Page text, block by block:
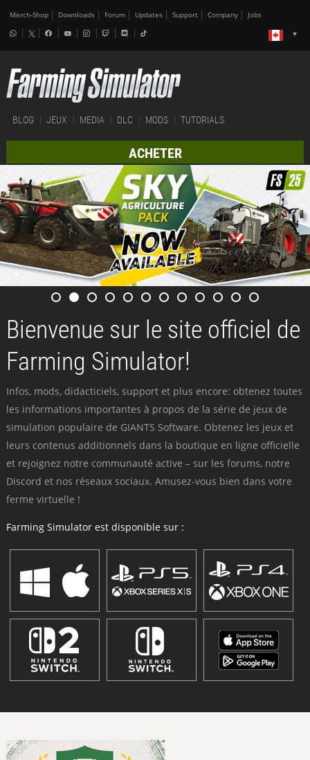
Merch-Shop Downloads Forum Updates Support Company Jobs
BLOG JEUX MEDIA DLC MODS TUTORIALS
ACHETER
Bienvenue sur le site officiel de
Farming Simulator!
Infos, mods, didacticiels, support et plus encore: obtenez toutes
les informations importantes à propos de la série de jeux de
simulation populaire de GIANTS Software. Obtenez les jeux et
leurs contenus additionnels dans la boutique en ligne officielle
et rejoignez notre communauté active – sur les forums, notre
Discord et nos réseaux sociaux. Amusez-vous bien dans votre
ferme virtuelle !
Farming Simulator est disponible sur :